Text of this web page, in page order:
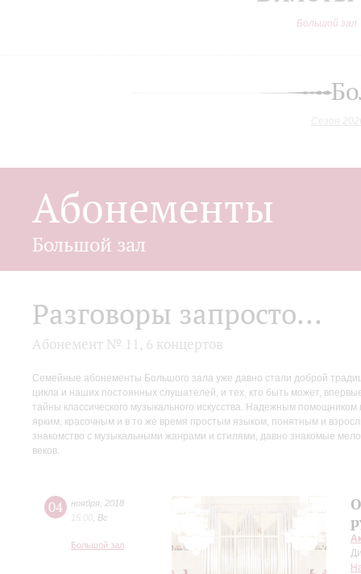
Большой зал
Сезон
Абонементы
Большой зал
Разговоры запросто...
Абонемент № 11, 6 концертов
Семейные абонементы Большого зала уже давно стали доброй
цикла и наших постоянных слушателей, и тех, кто быть может,
тайны классического музыкального искусства. Надежным
ярким, красочным и в то же время простым языком, понятным и
знакомство с музыкальными жанрами и стилями, давно знакомые
веков.
04 ноября 2018
15:00 Вс
Большой зал